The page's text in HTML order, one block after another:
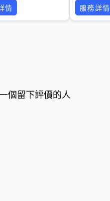
情 服務詳情
個留下評價的人